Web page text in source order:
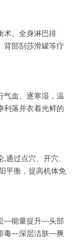
术、全身淋巴排
背部刮莎滑罐等疗
气血、逐寒湿，温
利落并衣着光鲜的
通过点穴、开穴、
平衡，提高机体免
—能量提升—头部
毒—深层洁肤—爽